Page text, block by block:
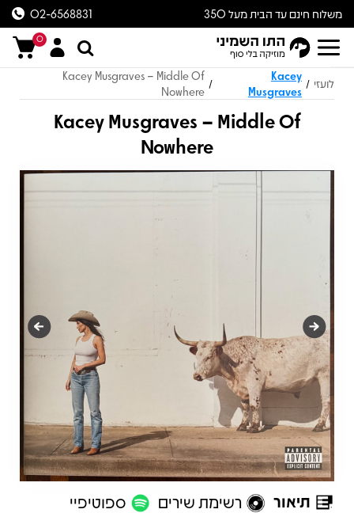
משלוח חינם עד הבית מעל 350
ש״ח
02-6568831
0
לועזי /
Kacey
Musgraves
/
Kacey Musgraves – Middle Of
Nowhere
Kacey Musgraves – Middle Of
Nowhere
תיאור רשימת שירים ספוטיפיי